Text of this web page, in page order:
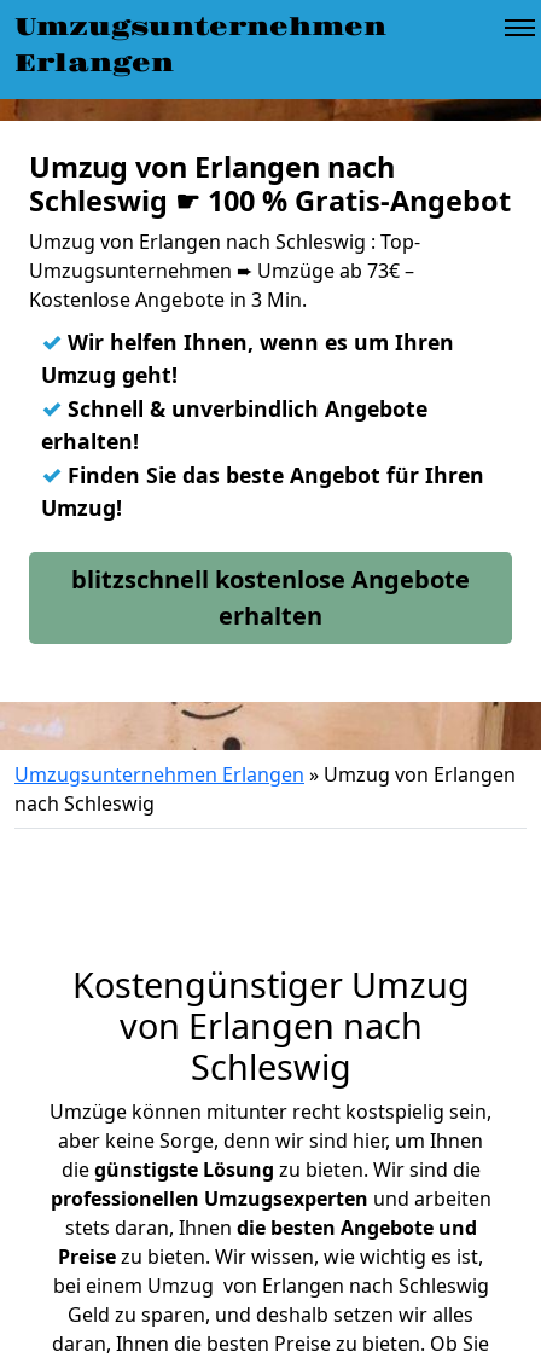
Umzugsunternehmen
Erlangen
Umzug von Erlangen nach
Schleswig ☛ 100 % Gratis-Angebot
Umzug von Erlangen nach Schleswig : Top-
Umzugsunternehmen ➨ Umzüge ab 73€ –
Kostenlose Angebote in 3 Min.
✓ Wir helfen Ihnen, wenn es um Ihren
Umzug geht!
✓ Schnell & unverbindlich Angebote
erhalten!
✓ Finden Sie das beste Angebot für Ihren
Umzug!
blitzschnell kostenlose Angebote
erhalten
Umzugsunternehmen Erlangen » Umzug von Erlangen
nach Schleswig
Kostengünstiger Umzug
von Erlangen nach
Schleswig
Umzüge können mitunter recht kostspielig sein,
aber keine Sorge, denn wir sind hier, um Ihnen
diegünstigste Lösung zu bieten. Wir sind die
professionellen Umzugsexperten und arbeiten
stets daran, Ihnen die besten Angebote und
Preisezu bieten. Wir wissen, wie wichtig es ist,
bei einem Umzug von Erlangen nach Schleswig
Geld zu sparen, und deshalb setzen wir alles
daran, Ihnen die besten Preise zu bieten. Ob Sie